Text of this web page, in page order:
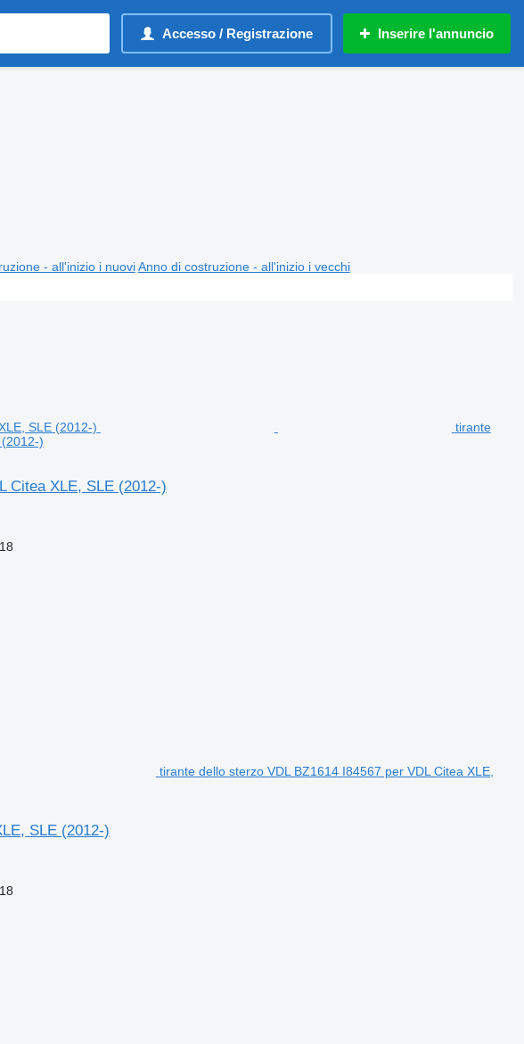
Accesso / Registrazione Inserire l'annuncio
- all'inizio i nuovi Anno di costruzione - all'inizio i vecchi
tirante
)
Citea XLE, SLE (2012-)
tirante dello sterzo VDL BZ1614 I84567 per VDL Citea XLE,
SLE (2012-)